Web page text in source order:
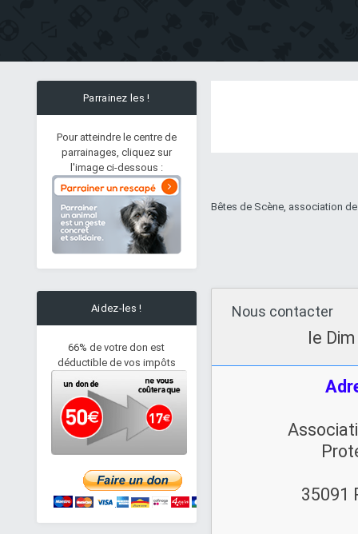
Parrainez les !
Pour atteindre le centre de
parrainages, cliquez sur
l'image ci-dessous :
Aidez-les !
66% de votre don est
déductible de vos impôts
Pomd'Happy - type
border Collie
(05/01/2019)
Hier à 17:03
gguillaume
Marley - mâle boxer x
Bêtes de Scène, association
Nous contacter
le
35091